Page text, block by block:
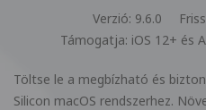
Verzió: 9.6.0
Támogatja: iOS 12+ és
Töltse le a megbízható és
Silicon macOS rendszerhez.